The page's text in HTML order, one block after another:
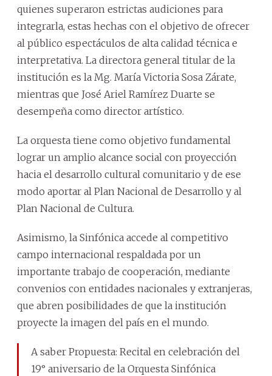
quienes superaron estrictas audiciones para
integrarla, estas hechas con el objetivo de ofrecer
al público espectáculos de alta calidad técnica e
interpretativa. La directora general titular de la
institución es la Mg. María Victoria Sosa Zárate,
mientras que José Ariel Ramírez Duarte se
desempeña como director artístico.
La orquesta tiene como objetivo fundamental
lograr un amplio alcance social con proyección
hacia el desarrollo cultural comunitario y de ese
modo aportar al Plan Nacional de Desarrollo y al
Plan Nacional de Cultura.
Asimismo, la Sinfónica accede al competitivo
campo internacional respaldada por un
importante trabajo de cooperación, mediante
convenios con entidades nacionales y extranjeras,
que abren posibilidades de que la institución
proyecte la imagen del país en el mundo.
A saber Propuesta: Recital en celebración del
19° aniversario de la Orquesta Sinfónica